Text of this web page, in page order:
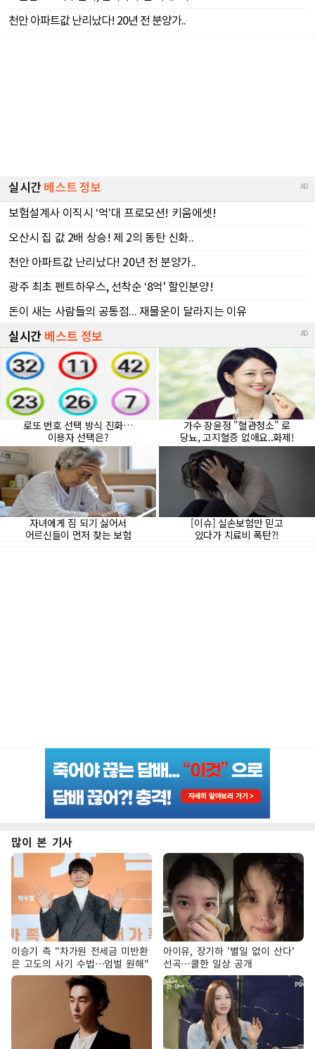
많이 본 기사
이승기 측 "차가원 전세금 미반환
은 고도의 사기 수법…엄벌 원해"
아이유, 장기하 '별일 없이 산다'
선곡…쿨한 일상 공개